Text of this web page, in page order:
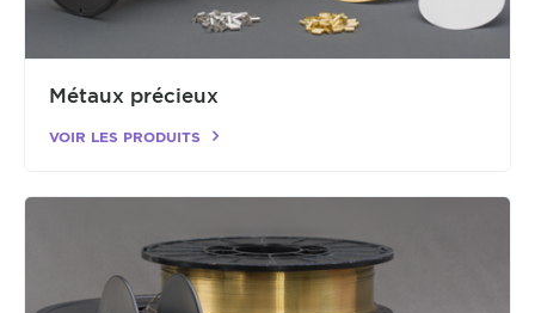
Métaux précieux
VOIR LES PRODUITS